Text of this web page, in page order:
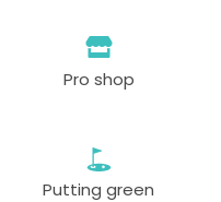
Pro shop
Putting green